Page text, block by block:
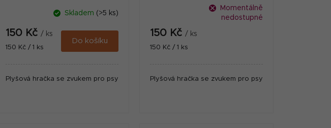
Skladem (>5 ks)
150 Kč / ks
Měrná
150 Kč / 1 ks
Do košíku
Plyšová hračka se zvukem pro psy
Momentálně
nedostupné
150 Kč / ks
Měrná
150 Kč / 1 ks
Plyšová hračka se zvukem pro psy